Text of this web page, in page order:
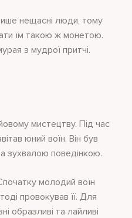
нещасні люди, тому
їм такою ж монетою.
з мудрої притчі.
мистецтву. Під час
юний воїн. Він був
зухвалою поведінкою.
молодий воїн
провокував її. Для
образливі та лайливі